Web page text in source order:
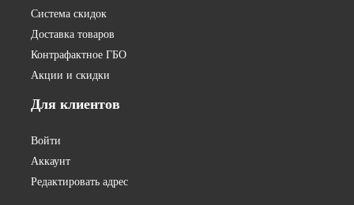
Система скидок
Доставка товаров
Контрафактное ГБО
Акции и скидки
Для клиентов
Войти
Аккаунт
Редактировать адрес